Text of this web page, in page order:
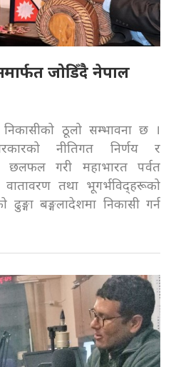
जोडिँदै नेपाल
निकासीको ठूलो सम्भावना छ ।
नीतिगत निर्णय र
छलफल गरी महाभारत पर्वत
तथा भूगर्भविद्हरूको
ढुङ्गा बङ्गलादेशमा निकासी गर्न